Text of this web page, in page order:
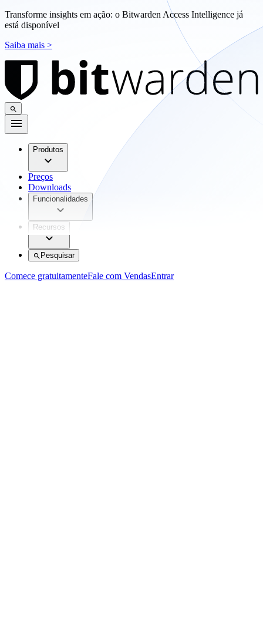
Transforme insights em ação: o Bitwarden Access Intelligence já
está disponível
Saiba mais >
Produtos
Preços
Downloads
Funcionalidades
Recursos
Pesquisar
Comece gratuitamenteFale com VendasEntrar